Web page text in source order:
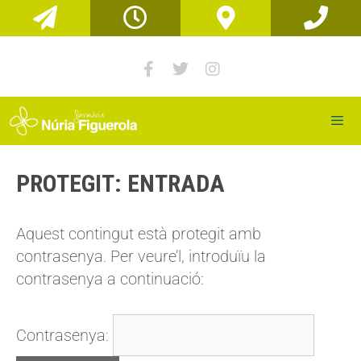
PROTEGIT: ENTRADA
Aquest contingut està protegit amb
contrasenya. Per veure’l, introduïu la
contrasenya a continuació:
Contrasenya: